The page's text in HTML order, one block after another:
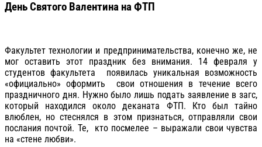
День Святого Валентина на ФТП
Факультет технологии и предпринимательства, конечно же, не
мог оставить этот праздник без внимания. 14 февраля у
студентов факультета появилась уникальная возможность
«официально» оформить свои отношения в течение всего
праздничного дня. Нужно было лишь подать заявление в загс,
который находился около деканата ФТП. Кто был тайно
влюблен, но стеснялся в этом признаться, отправляли свои
послания почтой. Те, кто посмелее – выражали свои чувства
на «стене любви».